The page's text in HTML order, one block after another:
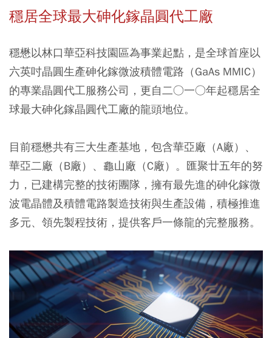
穩居全球最大砷化鎵晶圓代工廠
穩懋以林口華亞科技園區為事業起點，是全球首座以
六英吋晶圓生產砷化鎵微波積體電路（GaAs MMIC）
的專業晶圓代工服務公司，更自二○一○年起穩居全
球最大砷化鎵晶圓代工廠的龍頭地位。
目前穩懋共有三大生產基地，包含華亞廠（A廠）、
華亞二廠（B廠）、龜山廠（C廠）。匯聚廿五年的努
力，已建構完整的技術團隊，擁有最先進的砷化鎵微
波電晶體及積體電路製造技術與生產設備，積極推進
多元、領先製程技術，提供客戶一條龍的完整服務。